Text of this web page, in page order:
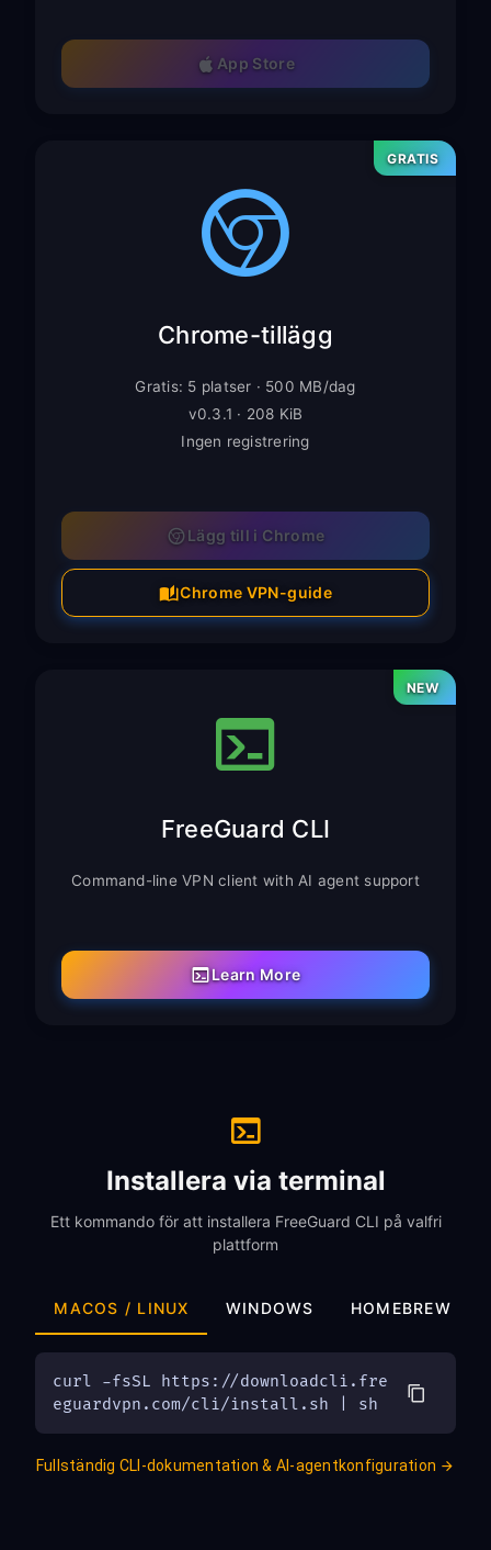
App Store
GRATIS
Chrome-tillägg
Gratis: 5 platser · 500 MB/dag
v0.3.1 · 208 KiB
Ingen registrering
Lägg till i Chrome
Chrome VPN-guide
NEW
FreeGuard CLI
Command-line VPN client with AI agent support
Learn More
Installera via terminal
Ett kommando för att installera FreeGuard CLI på valfri
plattform
MACOS / LINUX WINDOWS HOMEBREW
curl -fsSL https://downloadcli.fre
eguardvpn.com/cli/install.sh | sh
Fullständig CLI-dokumentation & AI-agentkonfiguration